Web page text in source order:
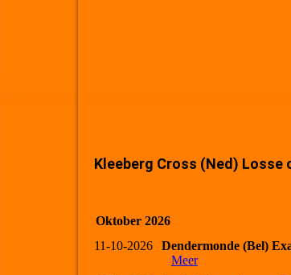
Kleeberg Cross (Ned) Losse
Oktober 2026
11-10-2026
Dendermonde (Bel)
Meer